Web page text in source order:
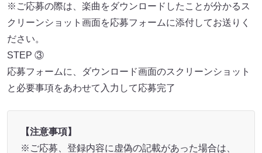
※ご応募の際は、楽曲をダウンロードしたことが分かるス
クリーンショット画面を応募フォームに添付してお送りく
ださい。
STEP ③
応募フォームに、ダウンロード画面のスクリーンショット
と必要事項をあわせて入力して応募完了
【注意事項】
※ご応募、登録内容に虚偽の記載があった場合は、